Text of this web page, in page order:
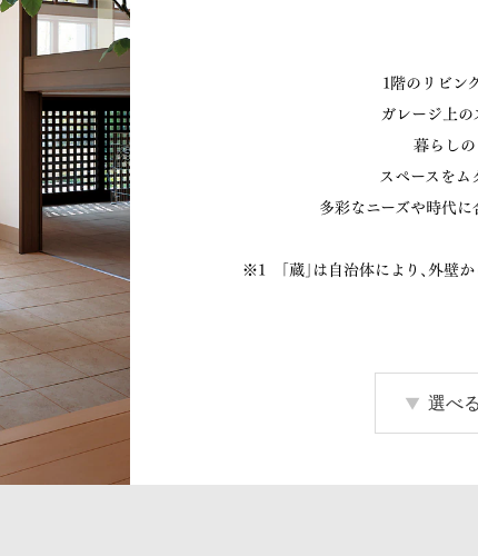
1階のリビン
ガレージ上
暮らしの
スペースを
多彩なニーズや時代に
※1 ｢蔵｣は自治体により､外壁か
選べ